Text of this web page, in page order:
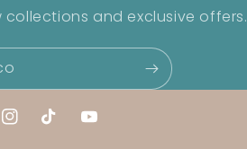
and exclusive offers.
Instagram
TikTok YouTube